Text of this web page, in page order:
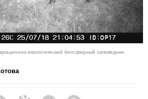
екологический биосферный заповедник